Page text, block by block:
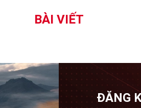
BÀI VIẾT
ĐĂNG